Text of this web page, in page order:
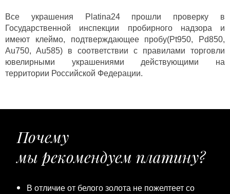
Все украшения Platina24 прошли проверку в
Государственной инспекции пробирного надзора и
имеют клеймо, подтверждающее пробу(Pt950, Pd850,
Au750, Au585) в соответствии с правилами торговли
ювелирными украшениями действующими на
территории Российской Федерации.
Почему
мы рекомендуем платину?
В отличие от белого золота не пожелтеет со